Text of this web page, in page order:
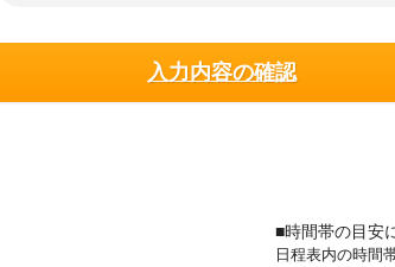
■時間帯の目安
日程表内の時間